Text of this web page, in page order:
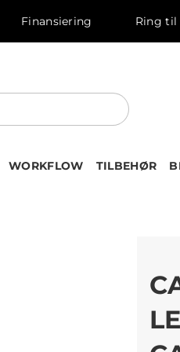
Finansiering Ring til
WORKFLOW TILBEHØR